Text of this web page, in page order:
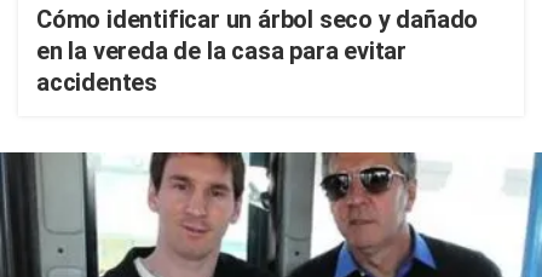
Cómo identificar un árbol seco y dañado
en la vereda de la casa para evitar
accidentes